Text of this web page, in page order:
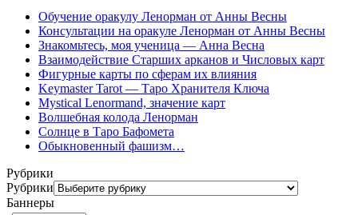
Обучение оракулу Ленорман от Анны Весны
Консультации на оракуле Ленорман от Анны Весны
Знакомьтесь, моя ученица — Анна Весна
Взаимодействие Старших арканов и Числовых карт
Фигурные карты по сферам их влияния
Keymaster Tarot — Таро Хранителя Ключа
Mystical Lenormand, значение карт
Волшебная колода Ленорман
Солнце в Таро Бафомета
Обыкновенный фашизм…
Рубрики
Рубрики
Баннеры